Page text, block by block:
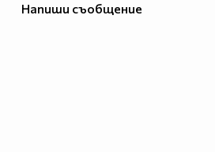
Напиши съобщение